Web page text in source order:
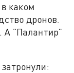
каком
дронов.
А "Палантир"